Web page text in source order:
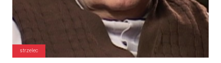
strzelec